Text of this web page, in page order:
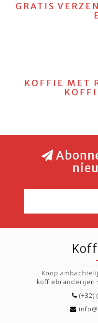
GRATIS
KOFFIE MET
Koop
koffiebranderijen
(+32)